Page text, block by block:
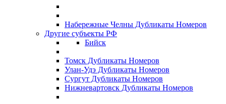
Набережные Челны Дубликаты Номеров
Другие субъекты РФ
Бийск
Томск Дубликаты Номеров
Улан-Удэ Дубликаты Номеров
Сургут Дубликаты Номеров
Нижневартовск Дубликаты Номеров